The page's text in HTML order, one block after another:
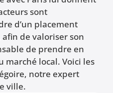
sont
d’un placement
de valoriser son
de prendre en
marché local. Voici les
notre expert
ville.